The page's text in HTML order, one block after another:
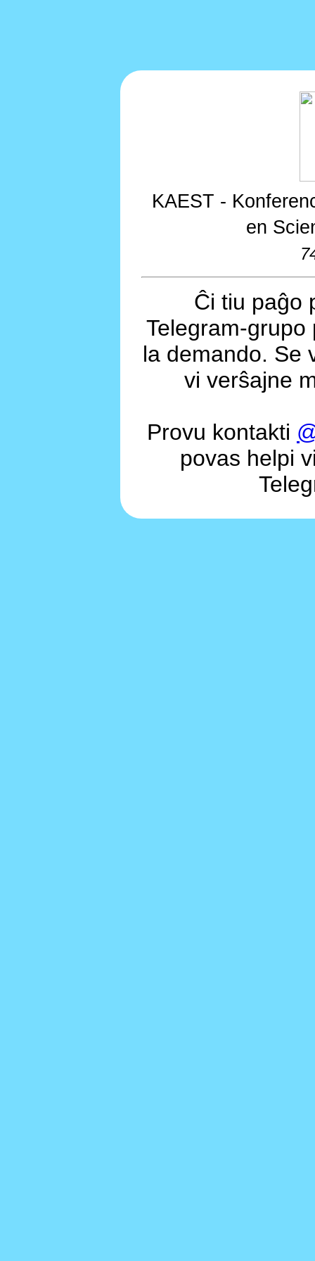
KAEST -
en
Ĉi tiu paĝo
Telegram-
la demando. Se
vi verŝajne
Provu kontakti
povas helpi